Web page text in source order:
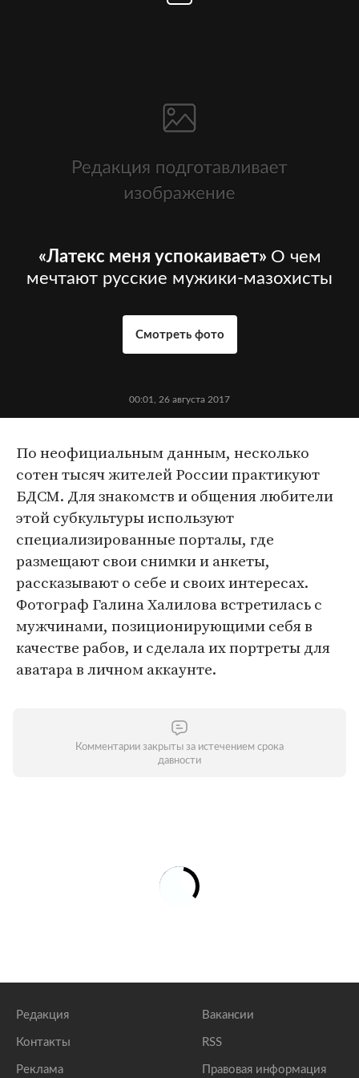
«Латекс меня успокаивает» О чем
мечтают русские мужики-мазохисты
Смотреть фото
00:01, 26 августа 2017
По неофициальным данным, несколько
сотен тысяч жителей России практикуют
БДСМ. Для знакомств и общения любители
этой субкультуры используют
специализированные порталы, где
размещают свои снимки и анкеты,
рассказывают о себе и своих интересах.
Фотограф Галина Халилова встретилась с
мужчинами, позиционирующими себя в
качестве рабов, и сделала их портреты для
аватара в личном аккаунте.
Комментарии закрыты за истечением срока
давности
Редакция
Контакты
Реклама
Вакансии
RSS
Правовая информация